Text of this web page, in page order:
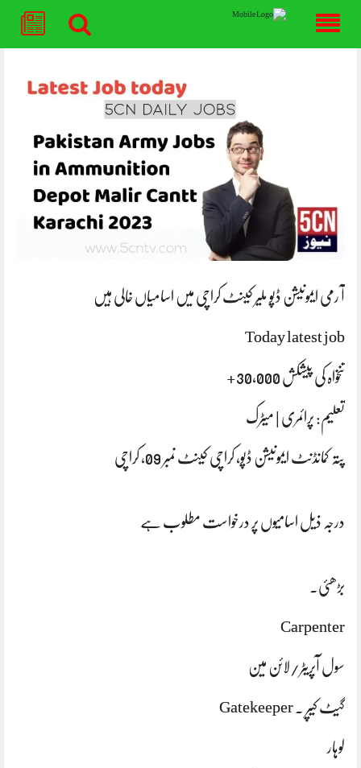
آ رمی ایمونیشن ڈپو ملیر کینٹ کراچی میں‌ اسامیاں خالی ہیں‌
Today latest job
تنخواہ کی پیشکش 30,000+
تعلیم: پرائمری | میٹرک
پتہ کمانڈنٹ ایمونیشن ڈپو، کراچی کینٹ نمبر 09، کراچی
درجہ ذیل اسامیوں پر درخواست مطلوب ہے
بڑھئی.
Carpenter
سول آپریٹر/لائن مین
گیٹ کیپر . Gatekeeper
لوہار